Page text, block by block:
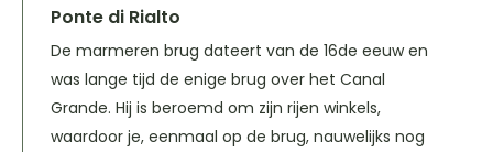
Ponte di Rialto
De marmeren brug dateert van de 16de eeuw en
was lange tijd de enige brug over het Canal
Grande. Hij is beroemd om zijn rijen winkels,
waardoor je, eenmaal op de brug, nauwelijks nog